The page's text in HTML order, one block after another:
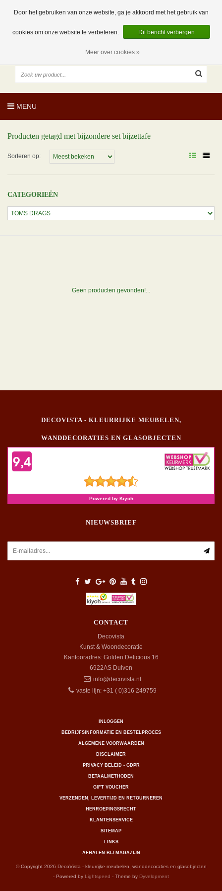
0 Artikelen
NL
EUR
MENU
Producten getagd met bijzondere set bijzettafe
Sorteren op:
CATEGORIEËN
Geen producten gevonden!...
DECOVISTA - KLEURRIJKE MEUBELEN,
WANDDECORATIES EN GLASOBJECTEN
NIEUWSBRIEF
CONTACT
Decovista
Kunst & Woondecoratie
Kantooradres: Golden Delicious 16
6922AS Duiven
info@decovista.nl
vaste lijn: +31 ( 0)316 249759
INLOGGEN
BEDRIJFSINFORMATIE EN BESTELPROCES
ALGEMENE VOORWAARDEN
DISCLAIMER
PRIVACY BELEID - GDPR
BETAALMETHODEN
GIFT VOUCHER
VERZENDEN, LEVERTIJD EN RETOURNEREN
HERROEPINGSRECHT
KLANTENSERVICE
SITEMAP
LINKS
AFHALEN BIJ MAGAZIJN
© Copyright 2026 DecoVista - kleurrijke meubelen, wanddecoraties en glasobjecten
- Powered by Lightspeed - Theme by Dyvelopment
Door het gebruiken van onze website, ga je akkoord met het gebruik van
cookies om onze website te verbeteren. Dit bericht verbergen
Meer over cookies »